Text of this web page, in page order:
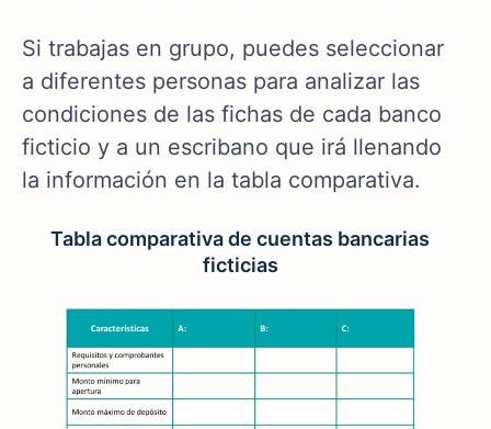
Si trabajas en grupo, puedes seleccionar
a diferentes personas para analizar las
condiciones de las fichas de cada banco
ficticio y a un escribano que irá llenando
la información en la tabla comparativa.
Tabla comparativa de cuentas bancarias
ficticias